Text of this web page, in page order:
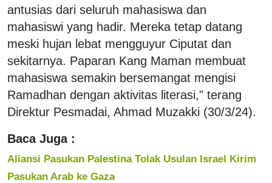
antusias dari seluruh mahasiswa dan
mahasiswi yang hadir. Mereka tetap datang
meski hujan lebat mengguyur Ciputat dan
sekitarnya. Paparan Kang Maman membuat
mahasiswa semakin bersemangat mengisi
Ramadhan dengan aktivitas literasi," terang
Direktur Pesmadai, Ahmad Muzakki (30/3/24).
Baca Juga :
Aliansi Pasukan Palestina Tolak Usulan Israel Kirim
Pasukan Arab ke Gaza